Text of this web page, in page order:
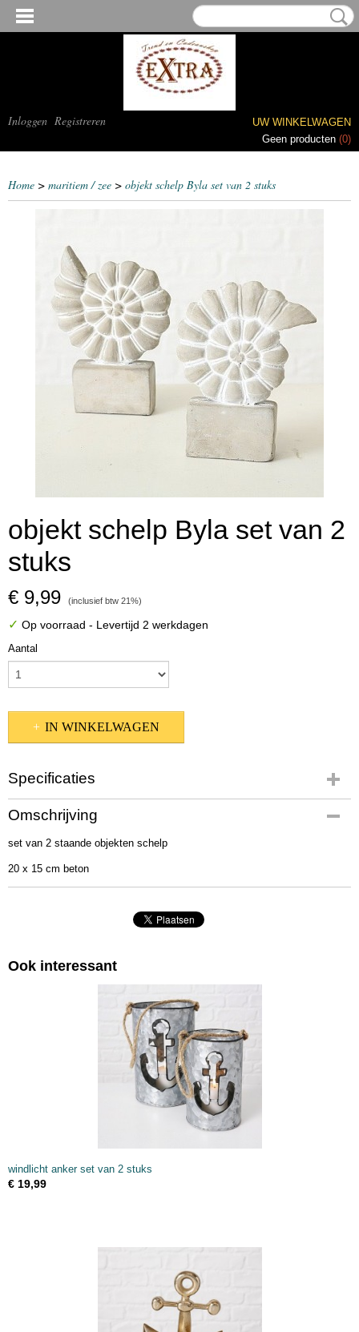
Inloggen Registreren
UW WINKELWAGEN
Geen producten (0)
Home > maritiem / zee > objekt schelp Byla set van 2 stuks
objekt schelp Byla set van 2
stuks
€ 9,99 (inclusief btw 21%)
✓ Op voorraad - Levertijd 2 werkdagen
Aantal
IN WINKELWAGEN
Specificaties
Productcode
1013578
EAN code
Omschrijving
set van 2 staande objekten schelp
20 x 15 cm beton
Ook interessant
windlicht anker set van 2 stuks
€ 19,99